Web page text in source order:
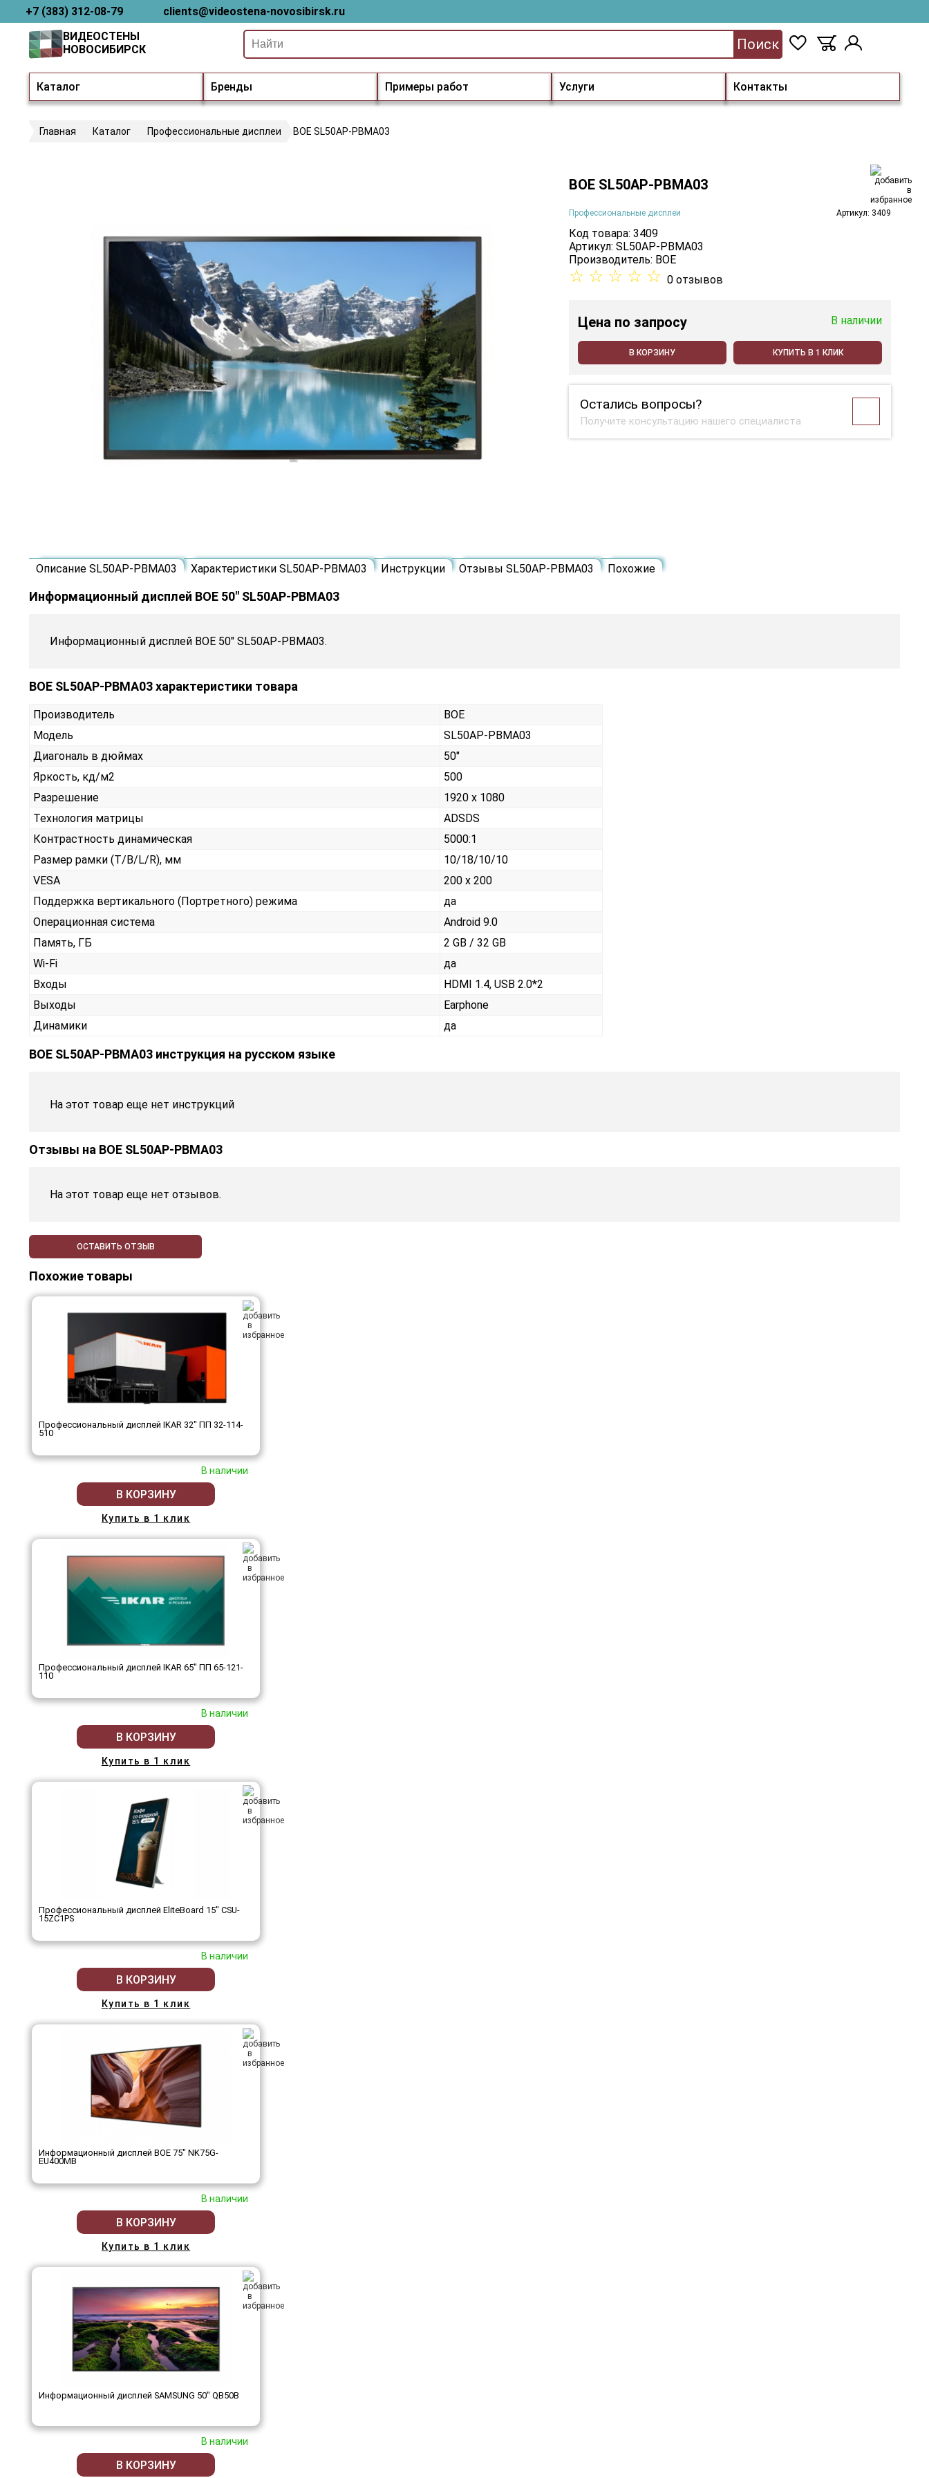
+7 (383) 312-08-79 clients@videostena-novosibirsk.ru
Каталог Бренды Примеры работ Услуги Контакты
ВИДЕОСТЕНЫ
НОВОСИБИРСК
Поиск
Главная Каталог Профессиональные дисплеи BOE SL50AP-PBMA03
BOE SL50AP-PBMA03
Профессиональные дисплеи Артикул: 3409
Код товара: 3409
Артикул: SL50AP-PBMA03
Производитель: BOE
☆ ☆ ☆ ☆ ☆ 0 отзывов
Цена по запросу В наличии
В КОРЗИНУ КУПИТЬ В 1 КЛИК
Остались вопросы?
Получите консультацию нашего специалиста
Описание SL50AP-PBMA03 Характеристики SL50AP-PBMA03 Инструкции Отзывы SL50AP-PBMA03 Похожие
Информационный дисплей BOE 50" SL50AP-PBMA03
Информационный дисплей BOE 50" SL50AP-PBMA03.
BOE SL50AP-PBMA03 характеристики товара
Производитель
BOE
Модель
SL50AP-PBMA03
Диагональ в дюймах
50"
Яркость, кд/м2
500
Разрешение
1920 x 1080
Технология матрицы
ADSDS
Контрастность динамическая
5000:1
Размер рамки (T/B/L/R), мм
10/18/10/10
VESA
200 x 200
Поддержка вертикального (Портретного) режима
да
Операционная система
Android 9.0
Память, ГБ
2 GB / 32 GB
Wi-Fi
да
Входы
HDMI 1.4, USB 2.0*2
Выходы
Earphone
Динамики
да
BOE SL50AP-PBMA03 инструкция на русском языке
На этот товар еще нет инструкций
Отзывы на BOE SL50AP-PBMA03
На этот товар еще нет отзывов.
ОСТАВИТЬ ОТЗЫВ
Похожие товары
Профессиональный дисплей IKAR 32" ПП 32-114-
510
В наличии
В КОРЗИНУ
Купить в 1 клик
Профессиональный дисплей IKAR 65" ПП 65-121-
110
В наличии
В КОРЗИНУ
Купить в 1 клик
Профессиональный дисплей EliteBoard 15" CSU-
15ZC1PS
В наличии
В КОРЗИНУ
Купить в 1 клик
Информационный дисплей BOE 75" NK75G-
EU400MB
В наличии
В КОРЗИНУ
Купить в 1 клик
Информационный дисплей SAMSUNG 50" QB50B
В наличии
В КОРЗИНУ